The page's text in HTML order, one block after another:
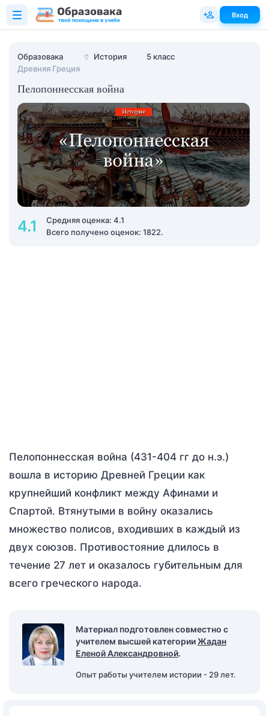
Образовака 🏺 История
5 класс
Древняя Греция
Пелопоннесская война
4.1
Средняя оценка: 4.1
Всего получено оценок: 1822.
Пелопоннесская война (431-404 гг до н.э.)
вошла в историю Древней Греции как
крупнейший конфликт между Афинами и
Спартой. Втянутыми в войну оказались
множество полисов, входивших в каждый из
двух союзов. Противостояние длилось в
течение 27 лет и оказалось губительным для
всего греческого народа.
Материал подготовлен совместно с
учителем высшей категории Жадан
Еленой Александровной.
Опыт работы учителем истории - 29 лет.
Вход